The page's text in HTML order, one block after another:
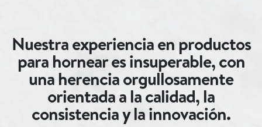
Nuestra experiencia en productos
para hornear es insuperable, con
una herencia orgullosamente
orientada a la calidad, la
consistencia y la innovación.